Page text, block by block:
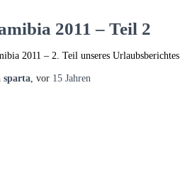
2011 – Teil 2
2011 – 2. Teil unseres Urlaubsberichtes
sparta, vor 15 Jahren